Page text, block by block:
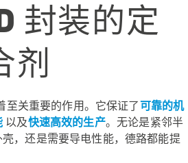
封装的定
剂
至关重要的作用。它保证了可靠的机
以及快速高效的生产。无论是紧邻半
，还是需要导电性能，德路都能提